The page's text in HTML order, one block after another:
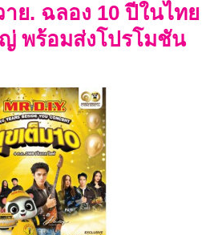
ย. ฉลอง 10 ปีในไทย
พร้อมส่งโปรโมชัน